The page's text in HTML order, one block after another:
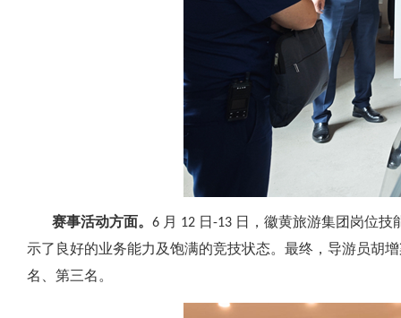
赛事活动方面。 6 月 12 日-13 日，徽黄旅游集团岗位
示了良好的业务能力及饱满的竞技状态。最终，导游员胡
名、第三名。